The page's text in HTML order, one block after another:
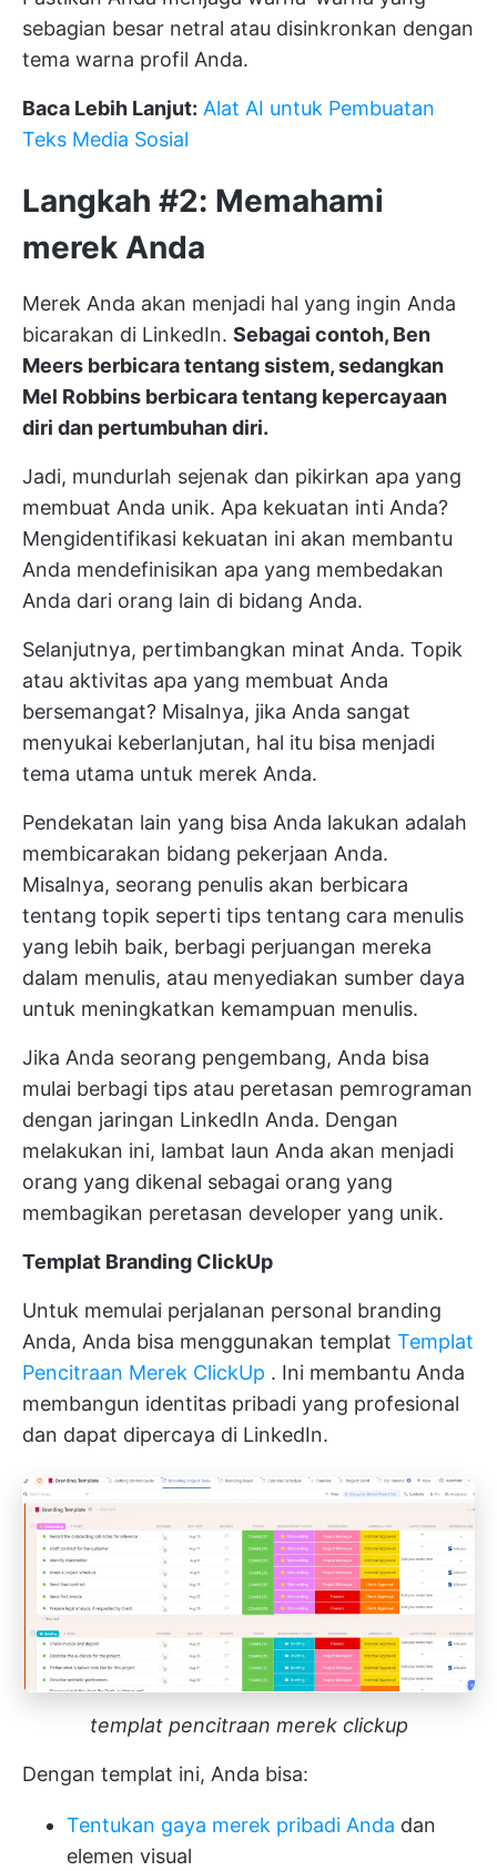
sebagian besar netral atau disinkronkan dengan
tema warna profil Anda.
Baca Lebih Lanjut: Alat AI untuk Pembuatan
Teks Media Sosial
Langkah #2: Memahami
merek Anda
Merek Anda akan menjadi hal yang ingin Anda
bicarakan di LinkedIn. Sebagai contoh, Ben
Meers berbicara tentang sistem, sedangkan
Mel Robbins berbicara tentang kepercayaan
diri dan pertumbuhan diri.
Jadi, mundurlah sejenak dan pikirkan apa yang
membuat Anda unik. Apa kekuatan inti Anda?
Mengidentifikasi kekuatan ini akan membantu
Anda mendefinisikan apa yang membedakan
Anda dari orang lain di bidang Anda.
Selanjutnya, pertimbangkan minat Anda. Topik
atau aktivitas apa yang membuat Anda
bersemangat? Misalnya, jika Anda sangat
menyukai keberlanjutan, hal itu bisa menjadi
tema utama untuk merek Anda.
Pendekatan lain yang bisa Anda lakukan adalah
membicarakan bidang pekerjaan Anda.
Misalnya, seorang penulis akan berbicara
tentang topik seperti tips tentang cara menulis
yang lebih baik, berbagi perjuangan mereka
dalam menulis, atau menyediakan sumber daya
untuk meningkatkan kemampuan menulis.
Jika Anda seorang pengembang, Anda bisa
mulai berbagi tips atau peretasan pemrograman
dengan jaringan LinkedIn Anda. Dengan
melakukan ini, lambat laun Anda akan menjadi
orang yang dikenal sebagai orang yang
membagikan peretasan developer yang unik.
Templat Branding ClickUp
Untuk memulai perjalanan personal branding
Anda, Anda bisa menggunakan templat Templat
Pencitraan Merek ClickUp . Ini membantu Anda
membangun identitas pribadi yang profesional
dan dapat dipercaya di LinkedIn.
templat pencitraan merek clickup
Dengan templat ini, Anda bisa:
Tentukan gaya merek pribadi Anda dan
elemen visual